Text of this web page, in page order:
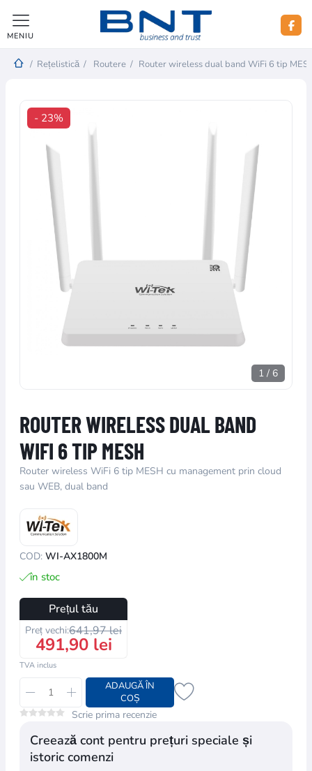
MENIU
/ Rețelistică / Routere / Router wireless dual band WiFi 6 tip
1 / 6
- 23%
ROUTER WIRELESS DUAL BAND
WIFI 6 TIP MESH
Router wireless WiFi 6 tip MESH cu management prin cloud
sau WEB, dual band
COD: WI-AX1800M
în stoc
Prețul tău
Preț vechi:641,97 lei
491,90 lei
TVA inclus
ADAUGĂ ÎN
COȘ
Scrie prima recenzie
Creează cont pentru prețuri speciale și
istoric comenzi